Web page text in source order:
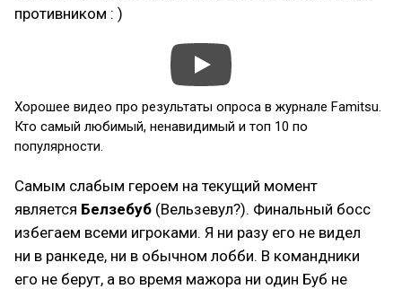
противником : )
Хорошее видео про результаты опроса в журнале Famitsu.
Кто самый любимый, ненавидимый и топ 10 по
популярности.
Самым слабым героем на текущий момент
является Белзебуб (Вельзевул?). Финальный босс
избегаем всеми игроками. Я ни разу его не видел
ни в ранкеде, ни в обычном лобби. В командники
его не берут, а во время мажора ни один Буб не